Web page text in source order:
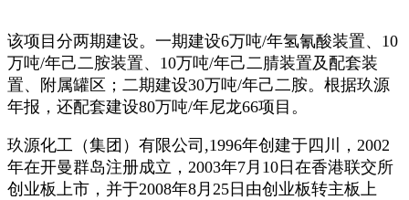
该项目分两期建设。一期建设6万吨/年氢氰酸装置、10
万吨/年己二胺装置、10万吨/年己二腈装置及配套装
置、附属罐区；二期建设30万吨/年己二胺。根据玖源
年报，还配套建设80万吨/年尼龙66项目。
玖源化工（集团）有限公司,1996年创建于四川，2002
年在开曼群岛注册成立，2003年7月10日在香港联交所
创业板上市，并于2008年8月25日由创业板转主板上